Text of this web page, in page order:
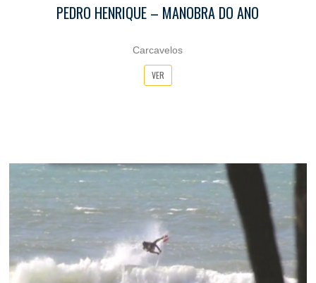
PEDRO HENRIQUE – MANOBRA DO ANO
Carcavelos
VER